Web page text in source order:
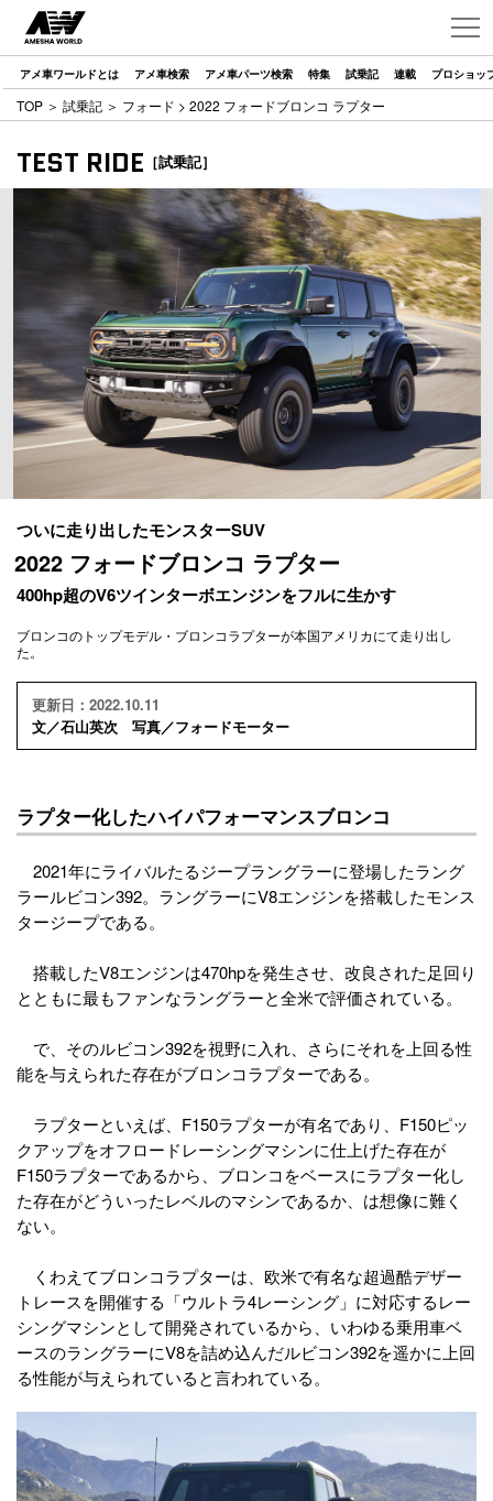
アメ車ワールドとは アメ車検索 アメ車パーツ検索 特集 試乗記 連載 プロショッ
TOP ＞ 試乗記 ＞ フォード > 2022 フォードブロンコ ラプター
TEST RIDE ［試乗記］
ついに走り出したモンスターSUV
2022 フォードブロンコ ラプター
400hp超のV6ツインターボエンジンをフルに生かす
ブロンコのトップモデル・ブロンコラプターが本国アメリカにて走り出し
た。
更新日：2022.10.11
文／石山英次 写真／フォードモーター
ラプター化したハイパフォーマンスブロンコ
2021年にライバルたるジープラングラーに登場したラング
ラールビコン392。ラングラーにV8エンジンを搭載したモンス
タージープである。
搭載したV8エンジンは470hpを発生させ、改良された足回り
とともに最もファンなラングラーと全米で評価されている。
で、そのルビコン392を視野に入れ、さらにそれを上回る性
能を与えられた存在がブロンコラプターである。
ラプターといえば、F150ラプターが有名であり、F150ピッ
クアップをオフロードレーシングマシンに仕上げた存在が
F150ラプターであるから、ブロンコをベースにラプター化し
た存在がどういったレベルのマシンであるか、は想像に難く
ない。
くわえてブロンコラプターは、欧米で有名な超過酷デザー
トレースを開催する「ウルトラ4レーシング」に対応するレー
シングマシンとして開発されているから、いわゆる乗用車ベ
ースのラングラーにV8を詰め込んだルビコン392を遥かに上回
る性能が与えられていると言われている。